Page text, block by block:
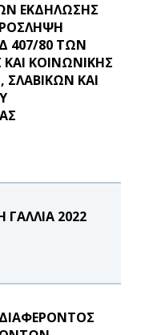
ΕΚΔΗΛΩΣΗΣ
407/80 ΤΩΝ
ΚΟΙΝΩΝΙΚΗΣ
ΣΛΑΒΙΚΩΝ ΚΑΙ
ΓΑΛΛΙΑ 2022